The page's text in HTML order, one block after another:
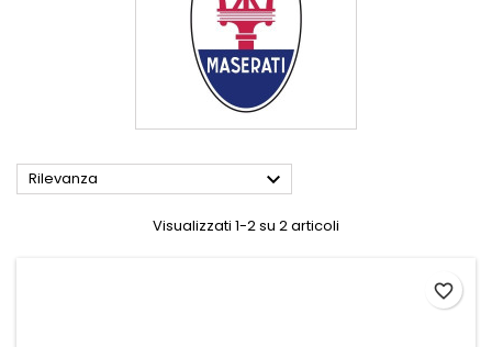
Rilevanza 
Visualizzati 1-2 su 2 articoli
favorite_border